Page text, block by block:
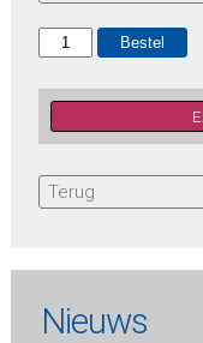
Terug
Nieuws